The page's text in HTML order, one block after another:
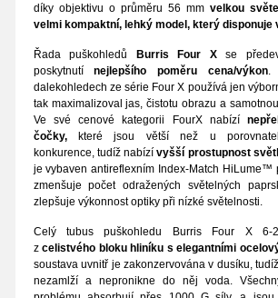
díky objektivu o průměru 56 mmvelkou
velmi kompaktní, lehký model, který disponuje
Řada puškohledů Burris Four Xse
poskytnutínejlepšího poměru cena/výkon.
dalekohledech ze série Four X používá jen
tak maximalizoval jas, čistotu obrazu a
Ve své cenové kategorii FourX nabízí
čočky, které jsou větší než u
konkurence, tudíž nabízívyšší prostupnost
je vybaven antireflexním Index-Match HiLume™
zmenšuje počet odražených světelných
zlepšuje výkonnost optiky při nízké světelnosti.
Celý tubus puškohledu Burris Four X 6-
zcelistvého bloku hliníku s elegantními
soustava uvnitř je zakonzervována v dusíku,
nezamlží a nepronikne do něj voda.